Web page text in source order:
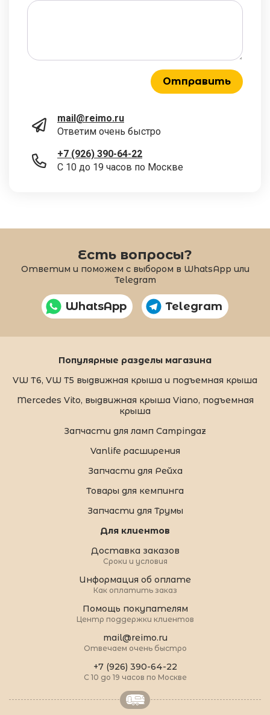
Отправить
mail@reimo.ru
Ответим очень быстро
+7 (926) 390-64-22
С 10 до 19 часов по Москве
Есть вопросы?
Ответим и поможем с выбором в WhatsApp или
Telegram
WhatsApp Telegram
Популярные разделы магазина
VW T6, VW T5 выдвижная крыша и подъемная крыша
Mercedes Vito, выдвижная крыша Viano, подъемная
крыша
Запчасти для ламп Campingaz
Vanlife расширения
Запчасти для Рейха
Товары для кемпинга
Запчасти для Трумы
Для клиентов
Доставка заказов
Сроки и условия
Информация об оплате
Как оплатить заказ
Помощь покупателям
Центр поддержки клиентов
mail@reimo.ru
Отвечаем очень быстро
+7 (926) 390-64-22
С 10 до 19 часов по Москве